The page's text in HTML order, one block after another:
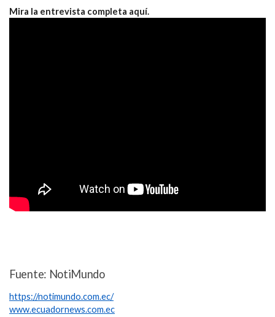
Mira la entrevista completa aquí.
Fuente: NotiMundo
https://notimundo.com.ec/
www.ecuadornews.com.ec